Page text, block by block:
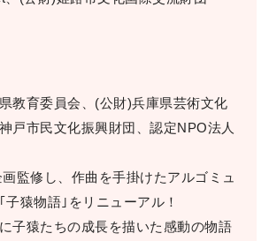
教育委員会、(公財)兵庫県芸術文化
戸市民文化振興財団、認定NPO法人
監修し、作曲を手掛けたアルゴミュ
猿物語｣をリニューアル！
子猿たちの成長を描いた感動の物語